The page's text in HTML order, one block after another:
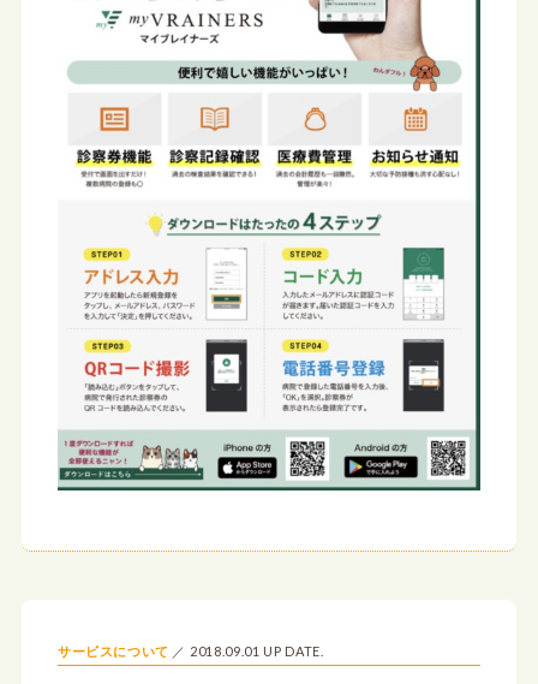
サービスについて 2018.09.01 UP DATE.